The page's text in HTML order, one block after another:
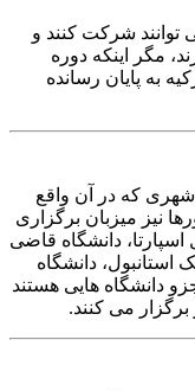
شرکت کنند و
مگر اینکه دوره
به پایان رسانده
شهری که در آن واقع
نیز میزبان برگزاری
دانشگاه قاضی
استانبول، دانشگاه
جزو دانشگاه هایی هستند
برگزار می کنند.